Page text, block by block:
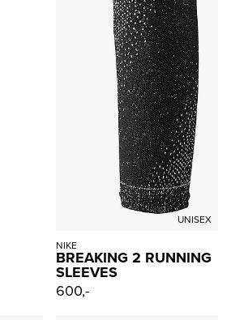
UNISEX
NIKE
BREAKING 2 RUNNING
SLEEVES
600,-